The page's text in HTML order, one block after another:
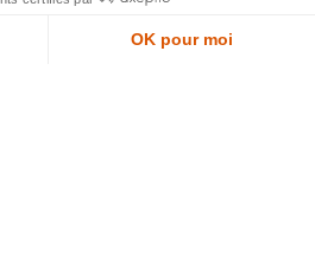
Silverstone Motor